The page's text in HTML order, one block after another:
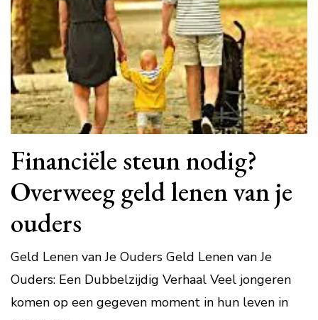
Financiële steun nodig?
Overweeg geld lenen van je
ouders
Geld Lenen van Je Ouders Geld Lenen van Je
Ouders: Een Dubbelzijdig Verhaal Veel jongeren
komen op een gegeven moment in hun leven in